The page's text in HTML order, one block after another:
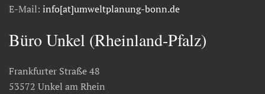
E-Mail: info[at]umweltplanung-bonn.de
Büro Unkel (Rheinland-Pfalz)
Frankfurter Straße 48
53572 Unkel am Rhein